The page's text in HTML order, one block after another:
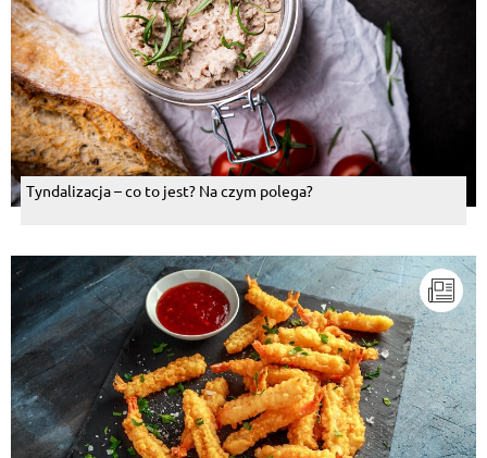
Tyndalizacja – co to jest? Na czym polega?